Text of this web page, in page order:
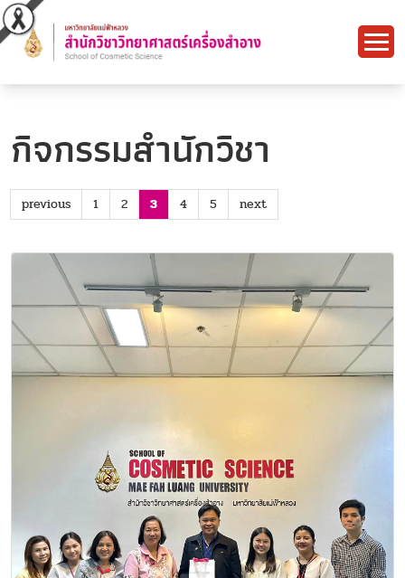
กิจกรรมสำนักวิชา
previous 1 2 3 4 5 next